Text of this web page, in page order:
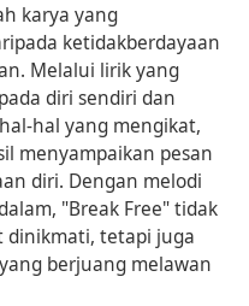
karya yang
ketidakberdayaan
Melalui lirik yang
diri sendiri dan
hal yang mengikat,
menyampaikan pesan
diri. Dengan melodi
"Break Free" tidak
dinikmati, tetapi juga
berjuang melawan